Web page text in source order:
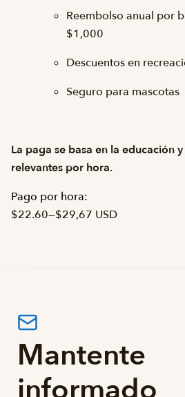
Reembolso anual por
$1,000
Descuentos en
Seguro para mascotas
La paga se basa en la educación
relevantes por hora.
Pago por hora:
$22.60—$29,67 USD
Mantente